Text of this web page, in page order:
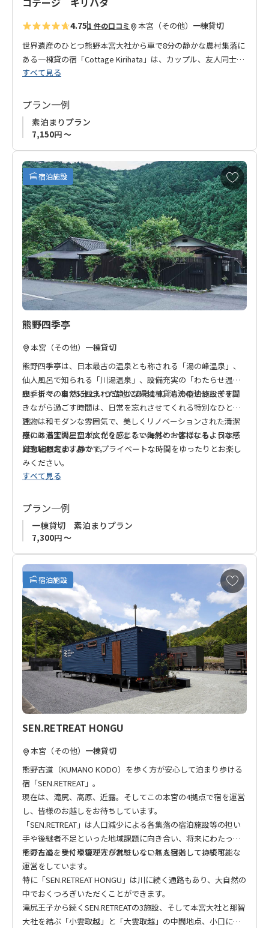
チェックイン方法はご予約・決済完了後にオーナーよりお知ら
せいたします。
4.751 件の口コミ 本宮（その他） 一棟貸切
世界遺産のひとつ熊野本宮大社から車で8分の静かな農村集落に
ある一棟貸の宿「Cottage Kirihata」は、カップル、友人同士、
ヤングファミリーに最適な宿です。熊野古道を歩いた後は、静
遊びやフィッシングなどのアクティビティやコテージ内でBBQ
も楽しめます。
すべて見る
プラン一例
素泊まりプラン
7,150円 ～
宿泊施設
お
気
に
入
り
に
追
加
熊野四季亭
本宮（その他） 一棟貸切
熊野四季亭は、日本最古の温泉とも称される「湯の峰温泉」、
仙人風呂で知られる「川湯温泉」、設備充実の「わたらせ温
泉」まで、車で5分という立地にある1棟貸しの宿泊施設です。
四季折々の自然に囲まれた静かな環境で、清流のせせらぎを聞
きながら過ごす時間は、日常を忘れさせてくれる特別なひとと
き。
夜には満天の星空が広がり、まるで自然と一体になるような感
覚を味わえます。
建物は和モダンな雰囲気で、美しくリノベーションされた清潔
感のある空間。日本文化を感じたい海外のお客様にも、日本人
の方にもおすすめです。
1日1組限定の、静かでプライベートな時間をゆったりとお楽し
みください。
すべて見る
プラン一例
一棟貸切 素泊まりプラン
7,300円 ～
宿泊施設
お
気
に
入
り
に
追
加
SEN.RETREAT HONGU
本宮（その他） 一棟貸切
熊野古道（KUMANO KODO）を歩く方が安心して泊まり歩ける
宿「SEN.RETREAT」。
現在は、滝尻、高原、近露。そしてこの本宮の4拠点で宿を運営
し、皆様のお越しをお待ちしています。
「SEN.RETREAT」は人口減少による各集落の宿泊施設等の担い
手や後継者不足といった地域課題に向き合い、将来にわたって
熊野古道を歩く環境が守られていくことを目指しています。
そのため、受付や管理人が常駐しない無人宿として持続可能な
運営をしています。
特に「SEN.RETREAT HONGU」は川に続く通路もあり、大自然の
中でおくつろぎいただくことができます。
滝尻王子から続くSEN.RETREATの3施設、そして本宮大社と那智
大社を結ぶ「小雲取越」と「大雲取越」の中間地点、小口にあ